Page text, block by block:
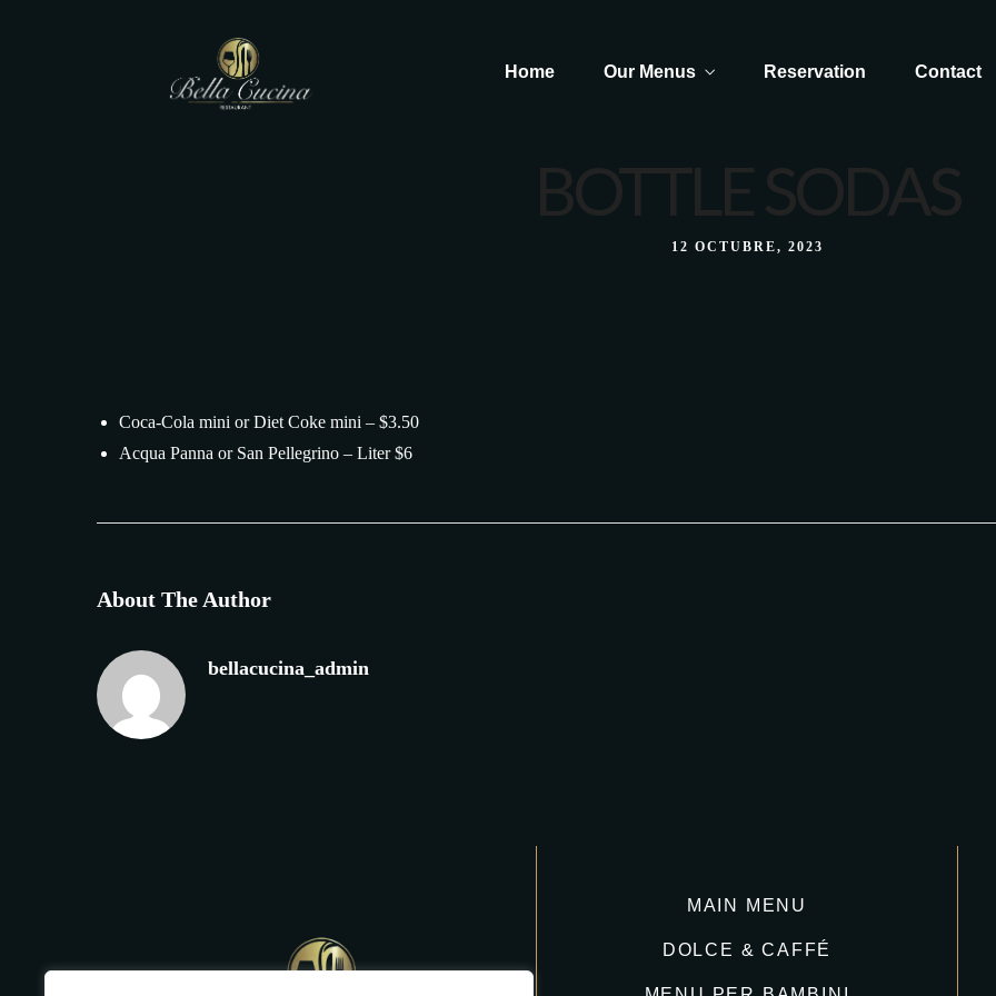
Home Our Menus Reservation Contact
BOTTLE SODAS
12 OCTUBRE, 2023
Coca-Cola mini or Diet Coke mini – $3.50
Acqua Panna or San Pellegrino – Liter $6
About The Author
bellacucina_admin
MAIN MENU
DOLCE & CAFFÉ